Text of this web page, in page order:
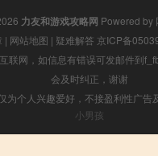
力友和游戏攻略网 Powered by
| 网站地图 | 疑难解答 京ICP备
联网，如信息有错误可发邮件到
会及时纠正，谢谢
为个人兴趣爱好，不接盈利性广告
小男孩